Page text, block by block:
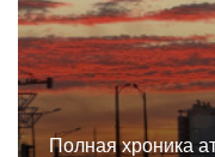
Полная хроника